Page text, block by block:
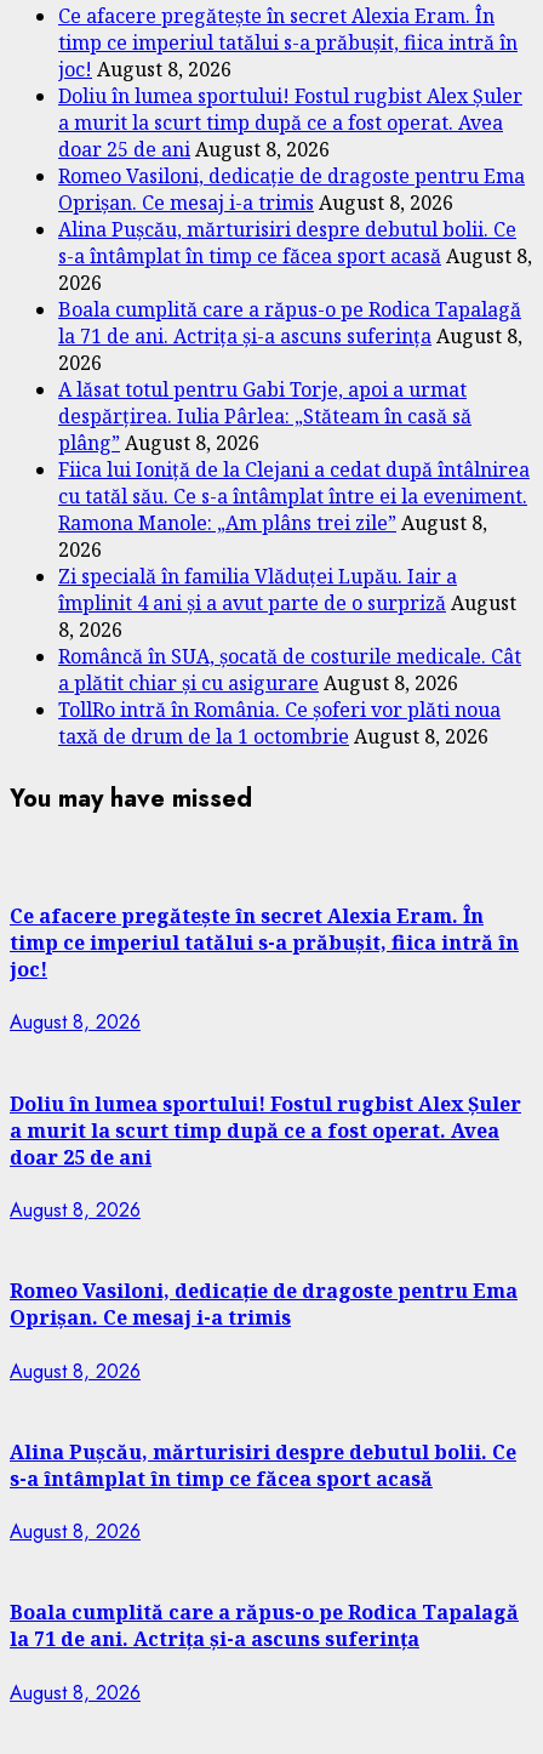
Ce afacere pregătește în secret Alexia Eram. În
timp ce imperiul tatălui s-a prăbușit, fiica intră în
joc! August 8, 2026
Doliu în lumea sportului! Fostul rugbist Alex Șuler
a murit la scurt timp după ce a fost operat. Avea
doar 25 de aniAugust 8, 2026
Romeo Vasiloni, dedicație de dragoste pentru Ema
Oprișan. Ce mesaj i-a trimis August 8, 2026
Alina Pușcău, mărturisiri despre debutul bolii. Ce
s-a întâmplat în timp ce făcea sport acasăAugust 8,
2026
Boala cumplită care a răpus-o pe Rodica Tapalagă
la 71 de ani. Actrița și-a ascuns suferințaAugust 8,
2026
A lăsat totul pentru Gabi Torje, apoi a urmat
despărțirea. Iulia Pârlea: „Stăteam în casă să
plâng”August 8, 2026
Fiica lui Ioniță de la Clejani a cedat după întâlnirea
cu tatăl său. Ce s-a întâmplat între ei la eveniment.
Ramona Manole: „Am plâns trei zile”August 8,
2026
Zi specială în familia Vlăduței Lupău. Iair a
împlinit 4 ani și a avut parte de o surprizăAugust
8, 2026
Româncă în SUA, șocată de costurile medicale. Cât
a plătit chiar și cu asigurare August 8, 2026
TollRo intră în România. Ce șoferi vor plăti noua
taxă de drum de la 1 octombrie August 8, 2026
You may have missed
Ce afacere pregătește în secret Alexia Eram. În
timp ce imperiul tatălui s-a prăbușit, fiica intră în
joc!
August 8, 2026
Doliu în lumea sportului! Fostul rugbist Alex Șuler
a murit la scurt timp după ce a fost operat. Avea
doar 25 de ani
August 8, 2026
Romeo Vasiloni, dedicație de dragoste pentru Ema
Oprișan. Ce mesaj i-a trimis
August 8, 2026
Alina Pușcău, mărturisiri despre debutul bolii. Ce
s-a întâmplat în timp ce făcea sport acasă
August 8, 2026
Boala cumplită care a răpus-o pe Rodica Tapalagă
la 71 de ani. Actrița și-a ascuns suferința
August 8, 2026